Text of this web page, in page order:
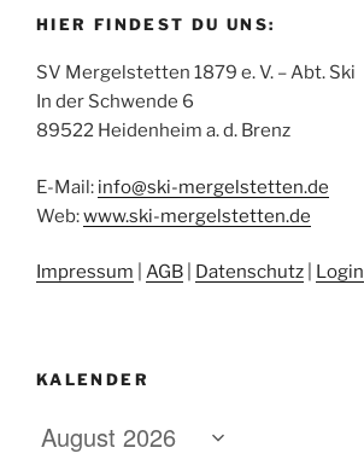
HIER FINDEST DU UNS:
SV Mergelstetten 1879 e. V. – Abt. Ski
In der Schwende 6
89522 Heidenheim a. d. Brenz
E-Mail: info@ski-mergelstetten.de
Web:www.ski-mergelstetten.de
Impressum AGB Datenschutz Login
KALENDER